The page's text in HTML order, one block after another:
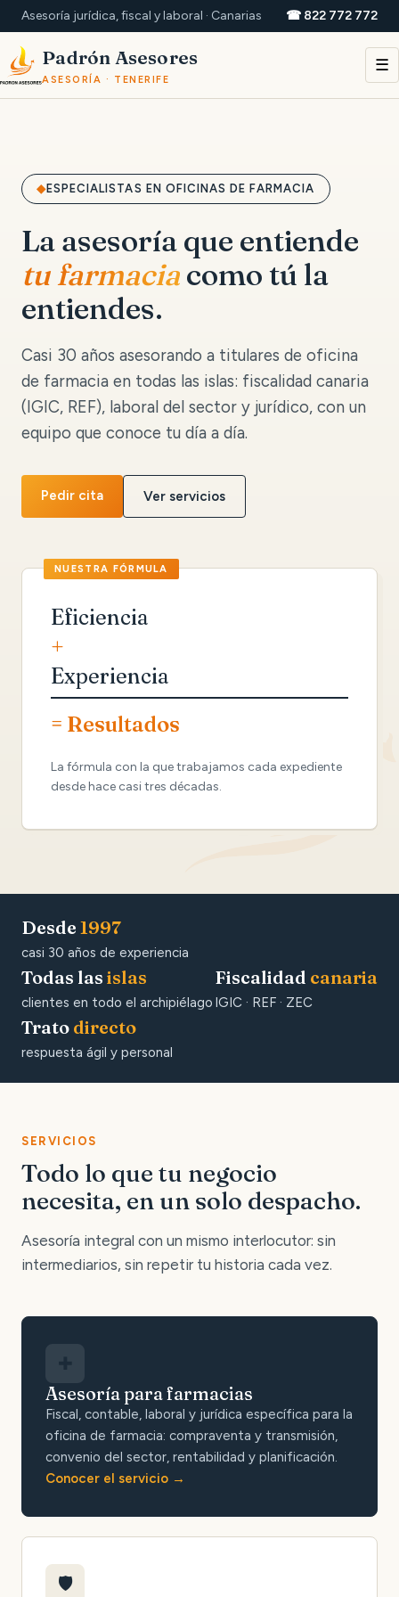
Asesoría jurídica, fiscal y laboral · Canarias ☎ 822 772 772
Padrón Asesores
ASESORÍA · TENERIFE
☰
ESPECIALISTAS EN OFICINAS DE FARMACIA
La asesoría que entiende
tu farmaciacomo tú la
entiendes.
Casi 30 años asesorando a titulares de oficina
de farmacia en todas las islas: fiscalidad canaria
(IGIC, REF), laboral del sector y jurídico, con un
equipo que conoce tu día a día.
Pedir cita Ver servicios
Eficiencia
+
Experiencia
= Resultados
La fórmula con la que trabajamos cada expediente
desde hace casi tres décadas.
Desde 1997
casi 30 años de experiencia
Todas las islas
clientes en todo el archipiélago
Fiscalidad canaria
IGIC · REF · ZEC
Trato directo
respuesta ágil y personal
SERVICIOS
Todo lo que tu negocio
necesita, en un solo despacho.
Asesoría integral con un mismo interlocutor: sin
intermediarios, sin repetir tu historia cada vez.
Asesoría para farmacias
Fiscal, contable, laboral y jurídica específica para la
oficina de farmacia: compraventa y transmisión,
convenio del sector, rentabilidad y planificación.
Conocer el servicio
🛡️